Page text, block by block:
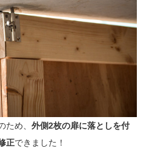
ため、 外側2枚の扉に落としを付
正できました！